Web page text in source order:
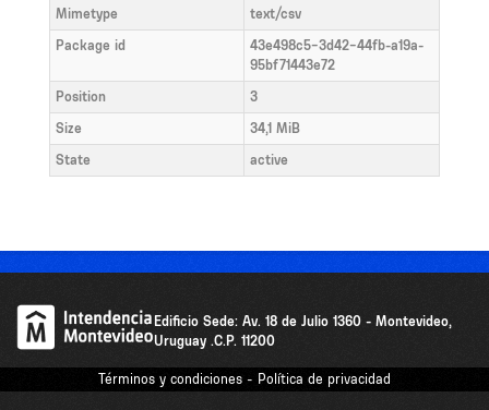
Mimetype
text/csv
Package id
43e498c5-3d42-44fb-a19a-
95bf71443e72
Position
3
Size
34,1 MiB
State
active
Edificio Sede: Av. 18 de Julio 1360 - Montevideo,
Uruguay .C.P. 11200
Términos y condiciones - Política de privacidad